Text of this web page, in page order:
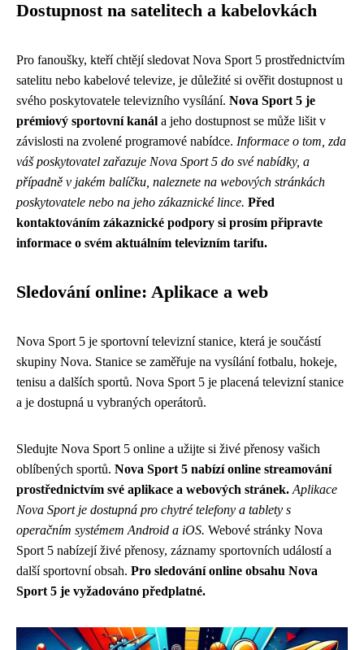
Dostupnost na satelitech a kabelovkách
Pro fanoušky, kteří chtějí sledovat Nova Sport 5 prostřednictvím
satelitu nebo kabelové televize, je důležité si ověřit dostupnost u
svého poskytovatele televizního vysílání. Nova Sport 5 je
prémiový sportovní kanál a jeho dostupnost se může lišit v
závislosti na zvolené programové nabídce. Informace o tom, zda
váš poskytovatel zařazuje Nova Sport 5 do své nabídky, a
případně v jakém balíčku, naleznete na webových stránkách
poskytovatele nebo na jeho zákaznické lince. Před
kontaktováním zákaznické podpory si prosím připravte
informace o svém aktuálním televizním tarifu.
Sledování online: Aplikace a web
Nova Sport 5 je sportovní televizní stanice, která je součástí
skupiny Nova. Stanice se zaměřuje na vysílání fotbalu, hokeje,
tenisu a dalších sportů. Nova Sport 5 je placená televizní stanice
a je dostupná u vybraných operátorů.
Sledujte Nova Sport 5 online a užijte si živé přenosy vašich
oblíbených sportů. Nova Sport 5 nabízí online streamování
prostřednictvím své aplikace a webových stránek. Aplikace
Nova Sport je dostupná pro chytré telefony a tablety s
operačním systémem Android a iOS. Webové stránky Nova
Sport 5 nabízejí živé přenosy, záznamy sportovních událostí a
další sportovní obsah. Pro sledování online obsahu Nova
Sport 5 je vyžadováno předplatné.